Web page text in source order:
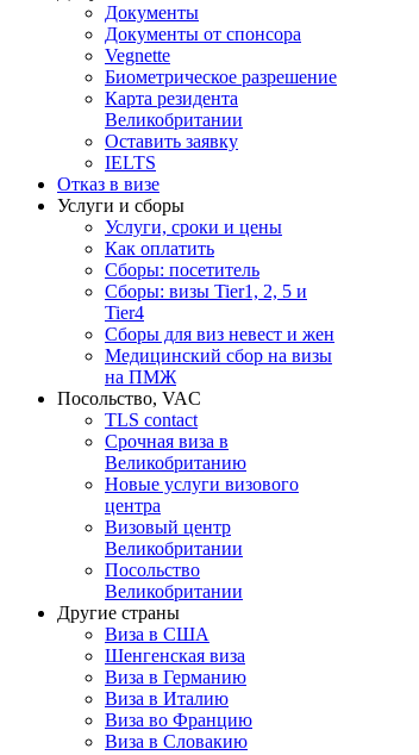
Документы
Документы от спонсора
Vegnette
Биометрическое разрешение
Карта резидента
Великобритании
Оставить заявку
IELTS
Отказ в визе
Услуги и сборы
Услуги, сроки и цены
Как оплатить
Сборы: посетитель
Сборы: визы Tier1, 2, 5 и
Tier4
Сборы для виз невест и жен
Медицинский сбор на визы
на ПМЖ
Посольство, VAC
TLS contact
Срочная виза в
Великобританию
Новые услуги визового
центра
Визовый центр
Великобритании
Посольство
Великобритании
Другие страны
Виза в США
Шенгенская виза
Виза в Германию
Виза в Италию
Виза во Францию
Виза в Словакию